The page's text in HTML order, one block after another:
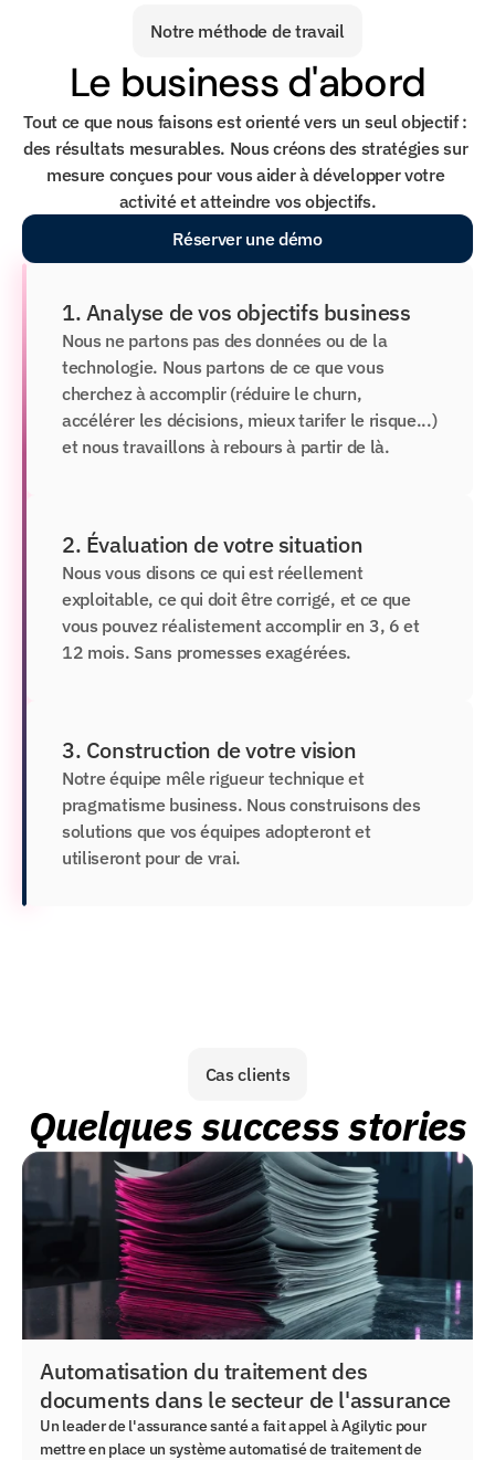
Notre méthode de travail
Le business d'abord
Tout ce que nous faisons est orienté vers un seul objectif :
des résultats mesurables. Nous créons des stratégies sur
mesure conçues pour vous aider à développer votre
activité et atteindre vos objectifs.
Réserver une démo
1. Analyse de vos objectifs business
Nous ne partons pas des données ou de la
technologie. Nous partons de ce que vous
cherchez à accomplir (réduire le churn,
accélérer les décisions, mieux tarifer le risque...)
et nous travaillons à rebours à partir de là.
2. Évaluation de votre situation
Nous vous disons ce qui est réellement
exploitable, ce qui doit être corrigé, et ce que
vous pouvez réalistement accomplir en 3, 6 et
12 mois. Sans promesses exagérées.
3. Construction de votre vision
Notre équipe mêle rigueur technique et
pragmatisme business. Nous construisons des
solutions que vos équipes adopteront et
utiliseront pour de vrai.
Cas clients
Quelques success stories
Automatisation du traitement des
documents dans le secteur de l'assurance
Un leader de l'assurance santé a fait appel à Agilytic pour
mettre en place un système automatisé de traitement de